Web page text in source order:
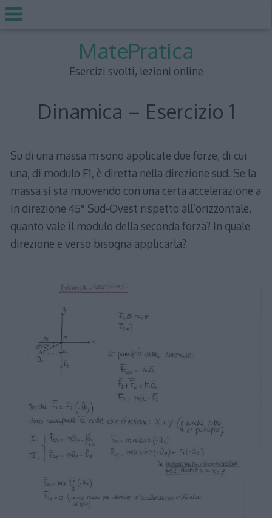
MatePratica
Esercizi svolti, lezioni online
Dinamica – Esercizio 1
Su di una massa m sono applicate due forze, di cui
una, di modulo F1, è diretta nella direzione sud. Se la
massa si sta muovendo con una certa accelerazione a
in direzione 45° Sud-Ovest rispetto all’orizzontale,
quanto vale il modulo della seconda forza? In quale
direzione e verso bisogna applicarla?